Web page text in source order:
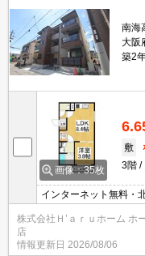
南海
大阪
築2
画像：35枚
敷
3階
インターネット無料・
株式会社Ｈ’ａｒｕホーム ホ
店
情報更新日 2026/08/06